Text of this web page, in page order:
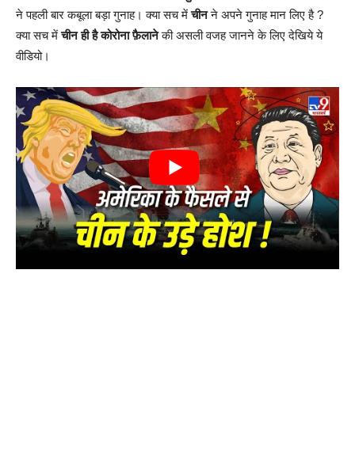
ने पहली बार कबूला बड़ा गुनाह। क्या सच मेंचीनने अपने गुनाह मान लिए है ?
क्या सच मेंचीन ही है कोरोना फ़ैलानेकी असली वजह जानने के लिए देखिये ये
वीडियो।